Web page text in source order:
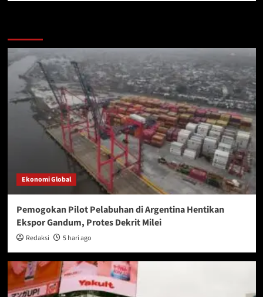
Ekonomi Global
Pemogokan Pilot Pelabuhan di Argentina Hentikan
Ekspor Gandum, Protes Dekrit Milei
Redaksi 5 hari ago